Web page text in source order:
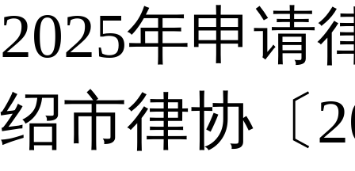
2025年申请
绍市律协〔